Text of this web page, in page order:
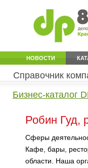
НОВОСТИ
Справочник
Бизнес-каталог
Робин Гуд,
Сферы
Кафе, бары,
области. Наша